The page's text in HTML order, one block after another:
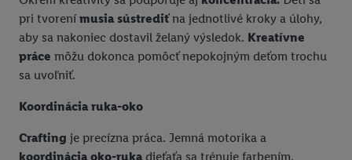
pri tvorení musia sústrediťna jednotlivé kroky a úlohy,
aby sa nakoniec dostavil želaný výsledok. Kreatívne
práce môžu dokonca pomôcť nepokojným deťom trochu
sa uvoľniť.
Koordinácia ruka-oko
Crafting je precízna práca. Jemná motorika a
koordinácia oko-ruka dieťaťa sa trénuje farbením,